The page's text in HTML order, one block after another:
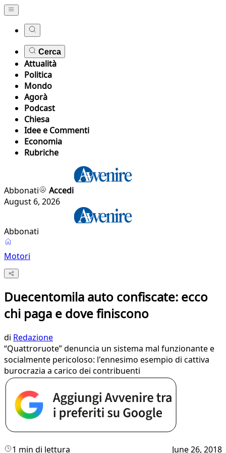
Cerca
Attualità
Politica
Mondo
Agorà
Podcast
Chiesa
Idee e Commenti
Economia
Rubriche
Abbonati
Accedi
August 6, 2026
Abbonati
Motori
Duecentomila auto confiscate: ecco
chi paga e dove finiscono
di Redazione
“Quattroruote” denuncia un sistema mal funzionante e
socialmente pericoloso: l'ennesimo esempio di cattiva
burocrazia a carico dei contribuenti
1 min di lettura June 26, 2018